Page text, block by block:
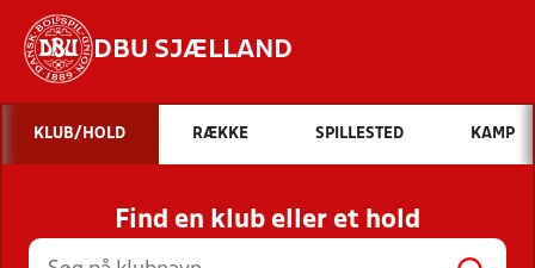
DBU SJÆLLAND
Hvad vil du søge efter?
INDHOLD OG NYHEDER
STILLINGER, RESULTATER, KLUBBER OG
HOLD
KLUB/HOLD RÆKKE SPILLESTED KAMP
Find en klub eller et hold